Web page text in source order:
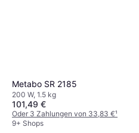
Metabo SR 2185
200 W, 1.5 kg
101,49 €
Oder 3 Zahlungen von 33,83 €¹
9+ Shops